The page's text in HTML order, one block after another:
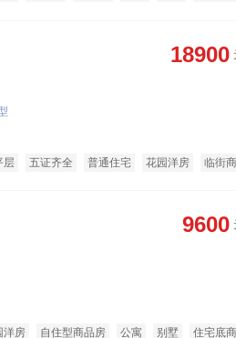
18900
层 五证齐全 普通住宅 花园洋房 临街
9600
洋房 自住型商品房 公寓 别墅 住宅底商